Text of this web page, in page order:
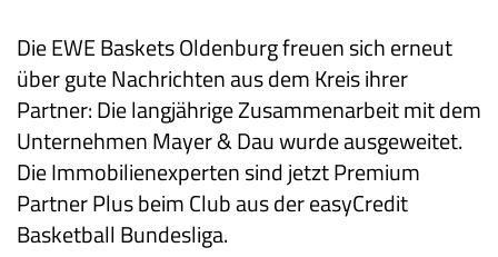
Die EWE Baskets Oldenburg freuen sich erneut
über gute Nachrichten aus dem Kreis ihrer
Partner: Die langjährige Zusammenarbeit mit dem
Unternehmen Mayer & Dau wurde ausgeweitet.
Die Immobilienexperten sind jetzt Premium
Partner Plus beim Club aus der easyCredit
Basketball Bundesliga.